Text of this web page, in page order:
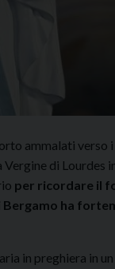
ammalati verso
di Lourdes
per ricordare il
Bergamo ha
in preghiera in